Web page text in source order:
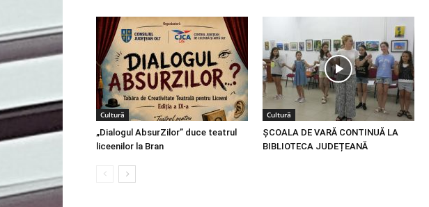
Cultură
„Dialogul AbsurZilor” duce teatrul
liceenilor la Bran
Cultură
ȘCOALA DE VARĂ CONTINUĂ LA
BIBLIOTECA JUDEȚEANĂ